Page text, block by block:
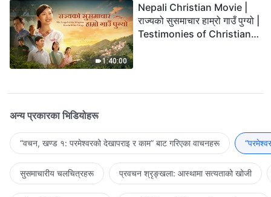
1:40:00
Nepali Christian Movie |
राज्यको सुसमाचार हाम्रो गाउँ पुग्यो |
Testimonies of Christians
अन्य प्रकारका भिडियोहरू
“वचन, खण्ड १: परमेश्‍वरको देखापराइ र काम” बाट गरिएका वाचनहरू
सुसमाचारीय चलचित्रहरू प्रवचन श्रृङ्खला: आस्थामा सत्यताको खोजी